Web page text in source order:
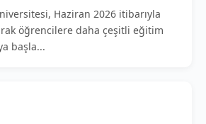
Haziran 2026 itibarıyla
öğrencilere daha çeşitli eğitim
başla...